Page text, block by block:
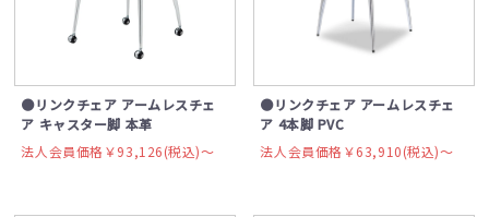
●リンクチェア アームレスチェ
ア キャスター脚 本革
法人会員価格￥93,126(税込)〜
●リンクチェア アームレスチェ
ア 4本脚 PVC
法人会員価格￥63,910(税込)〜